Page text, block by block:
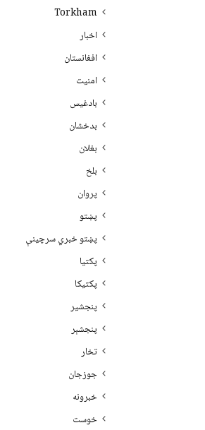
Torkham
اخبار
افغانستان
امنیت
بادغیس
بدخشان
بغلان
بلخ
پروان
پښتو
پښتو خبري سرچينې
پکتيا
پکتیکا
پنجشیر
پنجشېر
تخار
جوزجان
خبرونه
خوست